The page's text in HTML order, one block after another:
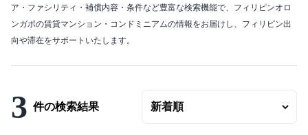
エリア
オロンガポ(3)
エリアの変更
賃料
ベッドルーム数
ア・ファシリティ・補償内容・条件など豊富な検索機能で、フィリピンオロ
ンガポの賃貸マンション・コンドミニアムの情報をお届けし、フィリピン出
向や滞在をサポートいたします。
3 件の検索結果